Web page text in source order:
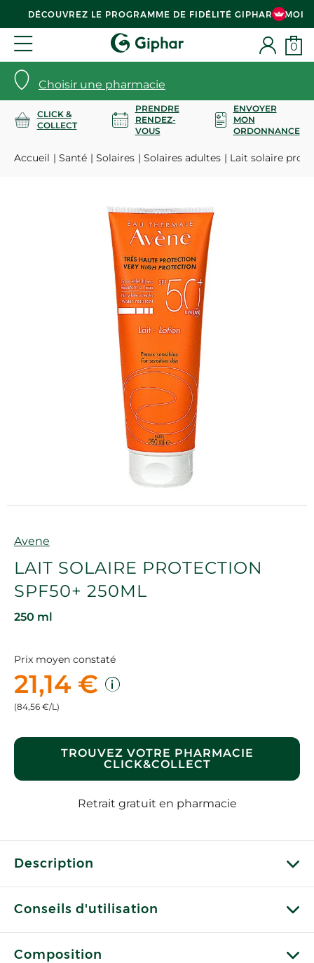
DÉCOUVREZ LE PROGRAMME DE FIDÉLITÉ GIPHAR & MOI
Choisir une pharmacie
0
CLICK &
COLLECT
PRENDRE
RENDEZ-
VOUS
ENVOYER
MON
ORDONNANCE
Accueil Santé Solaires Solaires adultes Lait solaire
Marque
Avene
LAIT SOLAIRE PROTECTION
SPF50+ 250ML
250 ml
Prix moyen constaté
21,14 €
(84,56 €/L)
TROUVEZ VOTRE PHARMACIE
CLICK&COLLECT
Retrait gratuit en pharmacie
Description
Conseils d'utilisation
Composition